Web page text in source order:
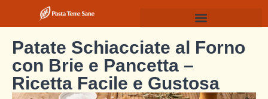
Patate Schiacciate al Forno
con Brie e Pancetta –
Ricetta Facile e Gustosa